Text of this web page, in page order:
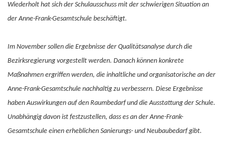
Wiederholt hat sich der Schulausschuss mit der schwierigen Situation an
der Anne-Frank-Gesamtschule beschäftigt.
Im November sollen die Ergebnisse der Qualitätsanalyse durch die
Bezirksregierung vorgestellt werden. Danach können konkrete
Maßnahmen ergriffen werden, die inhaltliche und organisatorische an der
Anne-Frank-Gesamtschule nachhaltig zu verbessern. Diese Ergebnisse
haben Auswirkungen auf den Raumbedarf und die Ausstattung der Schule.
Unabhängig davon ist festzustellen, dass es an der Anne-Frank-
Gesamtschule einen erheblichen Sanierungs- und Neubaubedarf gibt.